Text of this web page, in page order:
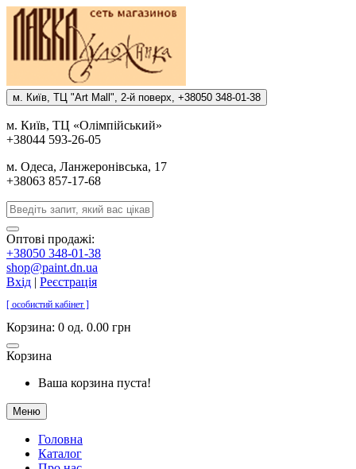
м. Киïв, ТЦ "Art Mall", 2-й поверх, +38050 348-01-38
м. Киïв, ТЦ «Олiмпiйський»
+38044 593-26-05
м. Одеса, Ланжеронiвська, 17
+38063 857-17-68
Оптові продажі:
+38050 348-01-38
shop@paint.dn.ua
Вхід | Реєстрація
[ особистий кабінет ]
Корзина: 0 од. 0.00 грн
Корзина
Ваша корзина пуста!
Меню
Головна
Каталог